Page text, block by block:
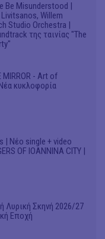
Be Misunderstood |
Willem
Studio Orchestra |
της ταινίας "The
MIRROR - Art of
κυκλοφορία
| Νέο single + video
OF IOANNINA CITY |
Λυρική Σκηνή 2026/27
Εποχή